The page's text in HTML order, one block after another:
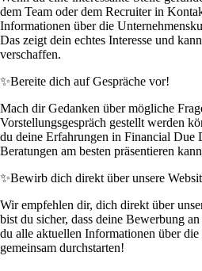
dem Team oder dem Recruiter in
Informationen über die
Das zeigt dein echtes Interesse und
verschaffen.
✨Bereite dich auf Gespräche vor!
Mach dir Gedanken über mögliche
Vorstellungsgespräch gestellt werden
du deine Erfahrungen in Financial
Beratungen am besten präsentieren
✨Bewirb dich direkt über unsere
Wir empfehlen dir, dich direkt über
bist du sicher, dass deine Bewerbung
du alle aktuellen Informationen über
gemeinsam durchstarten!